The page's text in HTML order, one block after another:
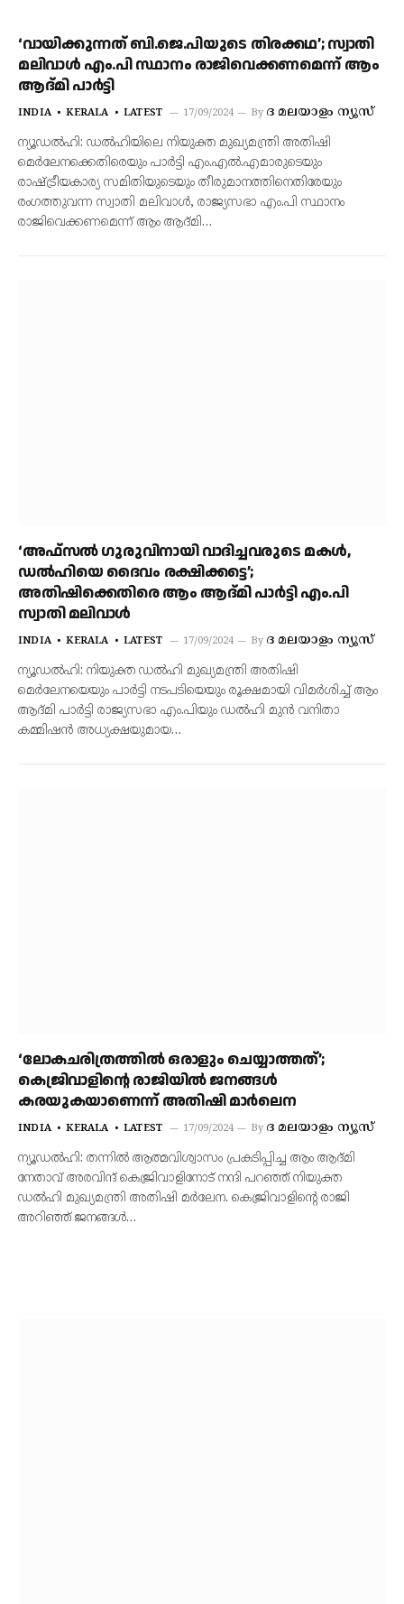
‘വായിക്കുന്നത് ബി.ജെ.പിയുടെ തിരക്കഥ’; സ്വാതി
മലിവാൾ എം.പി സ്ഥാനം രാജിവെക്കണമെന്ന് ആം
ആദ്മി പാർട്ടി
INDIA KERALA LATEST 17/09/2024 By ദ മലയാളം ന്യൂസ്‌
ന്യൂഡൽഹി: ഡൽഹിയിലെ നിയുക്ത മുഖ്യമന്ത്രി അതിഷി
മെർലേനക്കെതിരെയും പാർട്ടി എം.എൽ.എമാരുടെയും
രാഷ്ട്രീയകാര്യ സമിതിയുടെയും തീരുമാനത്തിനെതിരേയും
രംഗത്തുവന്ന സ്വാതി മലിവാൾ, രാജ്യസഭാ എം.പി സ്ഥാനം
രാജിവെക്കണമെന്ന് ആം ആദ്മി…
‘അഫ്‌സൽ ഗുരുവിനായി വാദിച്ചവരുടെ മകൾ,
ഡൽഹിയെ ദൈവം രക്ഷിക്കട്ടെ’;
അതിഷിക്കെതിരെ ആം ആദ്മി പാർട്ടി എം.പി
സ്വാതി മലിവാൾ
INDIA KERALA LATEST 17/09/2024 By ദ മലയാളം ന്യൂസ്‌
ന്യൂഡൽഹി: നിയുക്ത ഡൽഹി മുഖ്യമന്ത്രി അതിഷി
മെർലേനയെയും പാർട്ടി നടപടിയെയും രൂക്ഷമായി വിമർശിച്ച് ആം
ആദ്മി പാർട്ടി രാജ്യസഭാ എം.പിയും ഡൽഹി മുൻ വനിതാ
കമ്മിഷൻ അധ്യക്ഷയുമായ…
‘ലോകചരിത്രത്തിൽ ഒരാളും ചെയ്യാത്തത്’;
കെജ്രിവാളിന്റെ രാജിയിൽ ജനങ്ങൾ
കരയുകയാണെന്ന് അതിഷി മാർലെന
INDIA KERALA LATEST 17/09/2024 By ദ മലയാളം ന്യൂസ്‌
ന്യൂഡൽഹി: തന്നിൽ ആത്മവിശ്വാസം പ്രകടിപ്പിച്ച ആം ആദ്മി
നേതാവ് അരവിന്ദ് കെജ്രിവാളിനോട് നന്ദി പറഞ്ഞ് നിയുക്ത
ഡൽഹി മുഖ്യമന്ത്രി അതിഷി മർലേന. കെജ്രിവാളിന്റെ രാജി
അറിഞ്ഞ് ജനങ്ങൾ…